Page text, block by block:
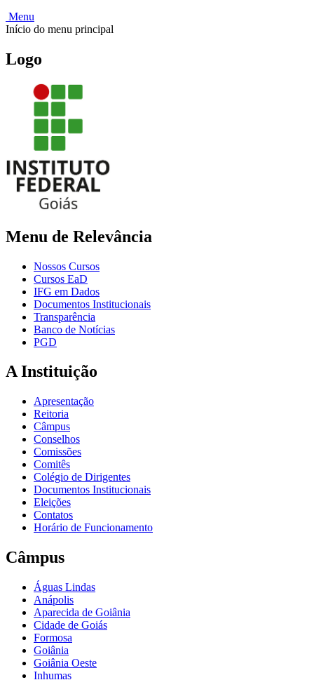
Menu
Início do menu principal
Logo
Menu de Relevância
Nossos Cursos
Cursos EaD
IFG em Dados
Documentos Institucionais
Transparência
Banco de Notícias
PGD
A Instituição
Apresentação
Reitoria
Câmpus
Conselhos
Comissões
Comitês
Colégio de Dirigentes
Documentos Institucionais
Eleições
Contatos
Horário de Funcionamento
Câmpus
Águas Lindas
Anápolis
Aparecida de Goiânia
Cidade de Goiás
Formosa
Goiânia
Goiânia Oeste
Inhumas